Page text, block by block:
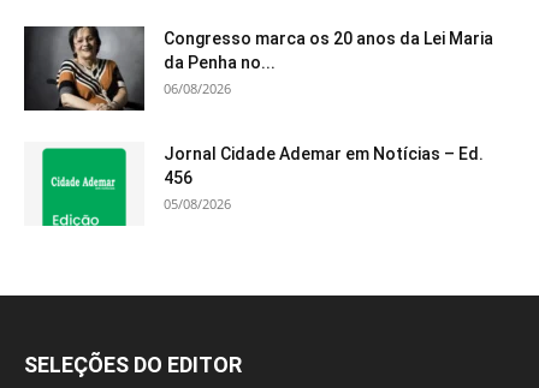
Congresso marca os 20 anos da Lei Maria
da Penha no...
06/08/2026
Jornal Cidade Ademar em Notícias – Ed.
456
05/08/2026
SELEÇÕES DO EDITOR